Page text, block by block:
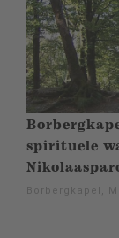
spirituele
Borbergkapel,